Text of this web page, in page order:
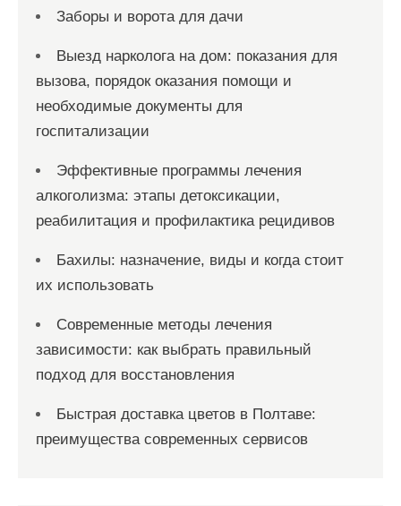
Заборы и ворота для дачи
Выезд нарколога на дом: показания для
вызова, порядок оказания помощи и
необходимые документы для
госпитализации
Эффективные программы лечения
алкоголизма: этапы детоксикации,
реабилитация и профилактика рецидивов
Бахилы: назначение, виды и когда стоит
их использовать
Современные методы лечения
зависимости: как выбрать правильный
подход для восстановления
Быстрая доставка цветов в Полтаве:
преимущества современных сервисов